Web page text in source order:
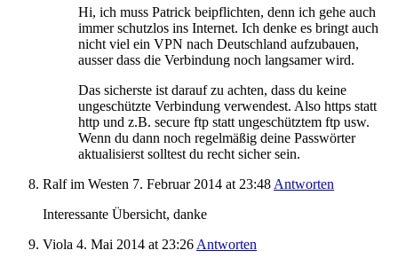
Hi, ich muss Patrick beipflichten, denn ich gehe auch
immer schutzlos ins Internet. Ich denke es bringt auch
nicht viel ein VPN nach Deutschland aufzubauen,
ausser dass die Verbindung noch langsamer wird.
Das sicherste ist darauf zu achten, dass du keine
ungeschützte Verbindung verwendest. Also https statt
http und z.B. secure ftp statt ungeschütztem ftp usw.
Wenn du dann noch regelmäßig deine Passwörter
aktualisierst solltest du recht sicher sein.
Ralf im Westen 7. Februar 2014 at 23:48 Antworten
Interessante Übersicht, danke
Viola 4. Mai 2014 at 23:26 Antworten